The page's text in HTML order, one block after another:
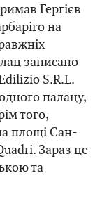
Гергієв
на
записано
S.R.L.
палацу,
того,
площі Сан-
Зараз це
та